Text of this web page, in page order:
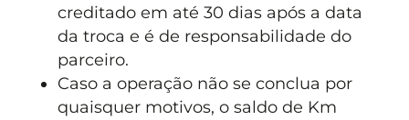
creditado em até 30 dias após a data
da troca e é de responsabilidade do
parceiro.
Caso a operação não se conclua por
quaisquer motivos, o saldo de Km